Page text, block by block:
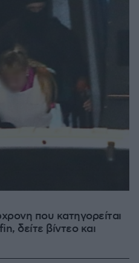
που κατηγορείται
δείτε βίντεο και